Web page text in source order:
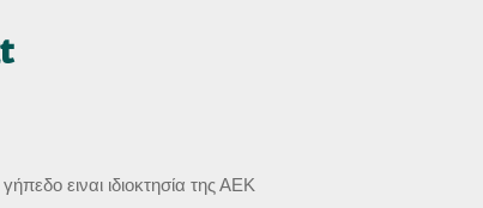
ειναι ιδιοκτησία της ΑΕΚ